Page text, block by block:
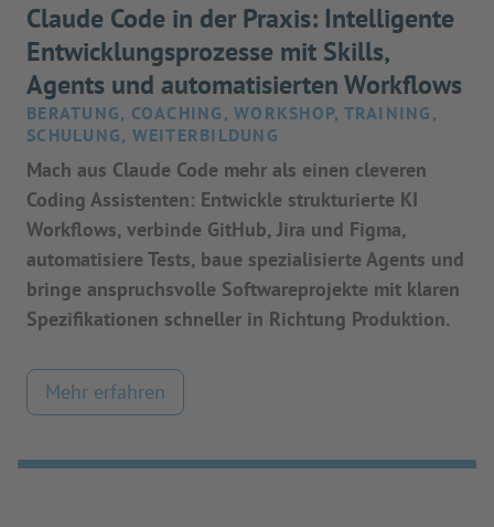
Claude Code in der Praxis: Intelligente
Entwicklungsprozesse mit Skills,
Agents und automatisierten Workflows
BERATUNG, COACHING, WORKSHOP, TRAINING,
SCHULUNG, WEITERBILDUNG
Mach aus Claude Code mehr als einen cleveren
Coding Assistenten: Entwickle strukturierte KI
Workflows, verbinde GitHub, Jira und Figma,
automatisiere Tests, baue spezialisierte Agents und
bringe anspruchsvolle Softwareprojekte mit klaren
Spezifikationen schneller in Richtung Produktion.
Mehr erfahren